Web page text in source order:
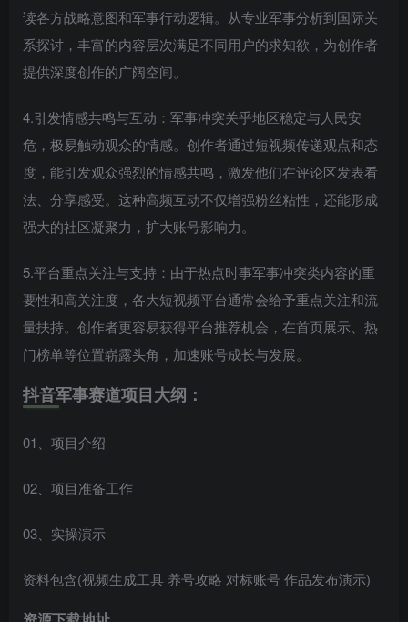
读各方战略意图和军事行动逻辑。从专业军事分析到国际关
系探讨，丰富的内容层次满足不同用户的求知欲，为创作者
提供深度创作的广阔空间。
4.引发情感共鸣与互动：军事冲突关乎地区稳定与人民安
危，极易触动观众的情感。创作者通过短视频传递观点和态
度，能引发观众强烈的情感共鸣，激发他们在评论区发表看
法、分享感受。这种高频互动不仅增强粉丝粘性，还能形成
强大的社区凝聚力，扩大账号影响力。
5.平台重点关注与支持：由于热点时事军事冲突类内容的重
要性和高关注度，各大短视频平台通常会给予重点关注和流
量扶持。创作者更容易获得平台推荐机会，在首页展示、热
门榜单等位置崭露头角，加速账号成长与发展。
抖音军事赛道项目大纲：
01、项目介绍
02、项目准备工作
03、实操演示
资料包含(视频生成工具 养号攻略 对标账号 作品发布演示)